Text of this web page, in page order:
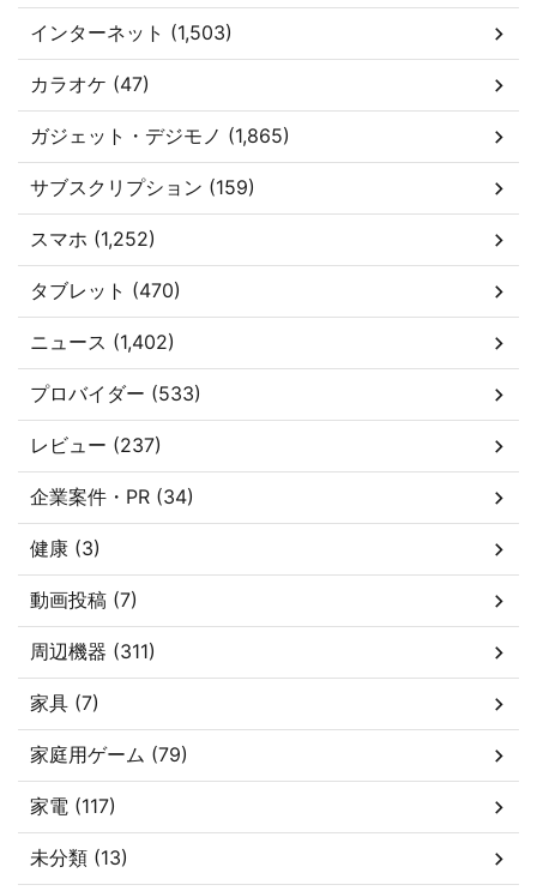
インターネット (1,503)
カラオケ (47)
ガジェット・デジモノ (1,865)
サブスクリプション (159)
スマホ (1,252)
タブレット (470)
ニュース (1,402)
プロバイダー (533)
レビュー (237)
企業案件・PR (34)
健康 (3)
動画投稿 (7)
周辺機器 (311)
家具 (7)
家庭用ゲーム (79)
家電 (117)
未分類 (13)